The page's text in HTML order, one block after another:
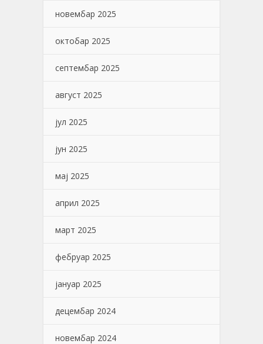
новембар 2025
октобар 2025
септембар 2025
август 2025
јул 2025
јун 2025
мај 2025
април 2025
март 2025
фебруар 2025
јануар 2025
децембар 2024
новембар 2024